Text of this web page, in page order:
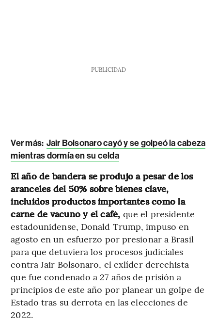
PUBLICIDAD
Ver más: Jair Bolsonaro cayó y se golpeó la cabeza
mientras dormía en su celda
El año de bandera se produjo a pesar de los
aranceles del 50% sobre bienes clave,
incluidos productos importantes como la
carne de vacuno y el café, que el presidente
estadounidense, Donald Trump, impuso en
agosto en un esfuerzo por presionar a Brasil
para que detuviera los procesos judiciales
contra Jair Bolsonaro, el exlíder derechista
que fue condenado a 27 años de prisión a
principios de este año por planear un golpe de
Estado tras su derrota en las elecciones de
2022.